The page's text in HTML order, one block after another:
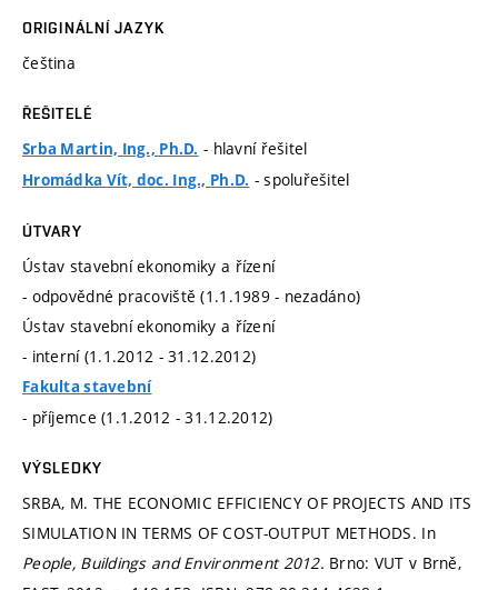
ORIGINÁLNÍ JAZYK
čeština
ŘEŠITELÉ
Srba Martin, Ing., Ph.D. - hlavní řešitel
Hromádka Vít, doc. Ing., Ph.D. - spoluřešitel
ÚTVARY
Ústav stavební ekonomiky a řízení
- odpovědné pracoviště (1.1.1989 - nezadáno)
Ústav stavební ekonomiky a řízení
- interní (1.1.2012 - 31.12.2012)
Fakulta stavební
- příjemce (1.1.2012 - 31.12.2012)
VÝSLEDKY
SRBA, M. THE ECONOMIC EFFICIENCY OF PROJECTS AND ITS
SIMULATION IN TERMS OF COST-OUTPUT METHODS. In
People, Buildings and Environment 2012. Brno: VUT v Brně,